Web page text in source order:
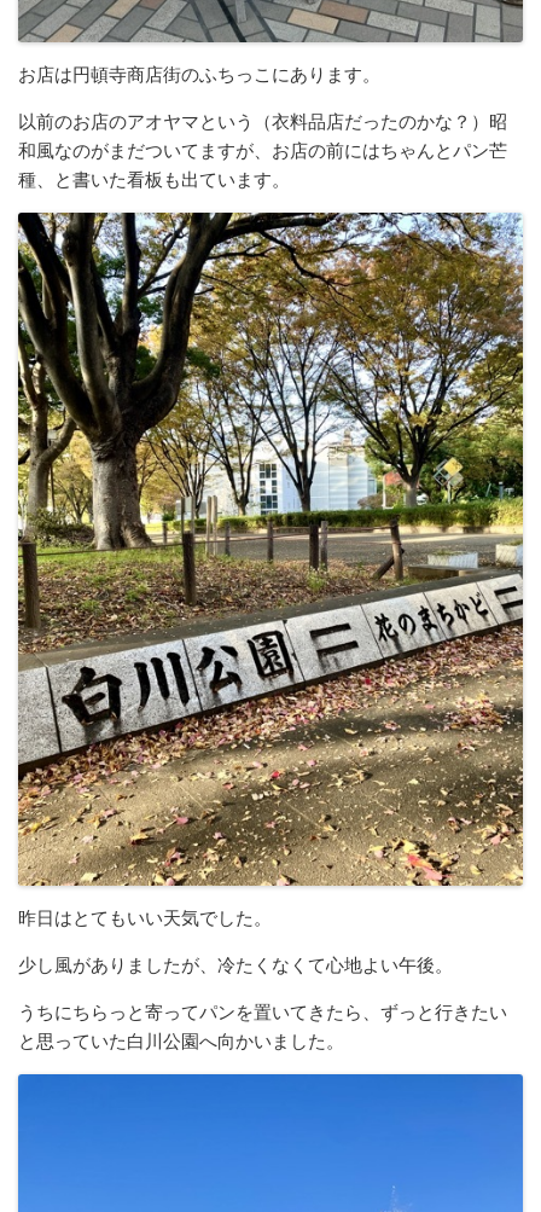
お店は円頓寺商店街のふちっこにあります。
以前のお店のアオヤマという（衣料品店だったのかな？）昭
和風なのがまだついてますが、お店の前にはちゃんとパン芒
種、と書いた看板も出ています。
昨日はとてもいい天気でした。
少し風がありましたが、冷たくなくて心地よい午後。
うちにちらっと寄ってパンを置いてきたら、ずっと行きたい
と思っていた白川公園へ向かいました。